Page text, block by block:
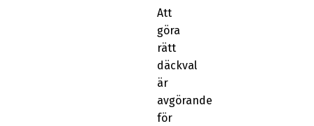
Att
göra
rätt
däckval
är
avgörande
för